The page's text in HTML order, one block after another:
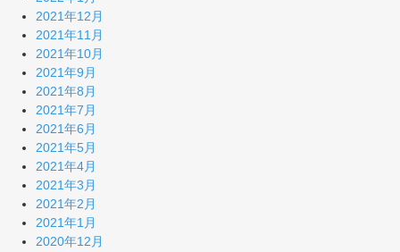
2021年12月
2021年11月
2021年10月
2021年9月
2021年8月
2021年7月
2021年6月
2021年5月
2021年4月
2021年3月
2021年2月
2021年1月
2020年12月